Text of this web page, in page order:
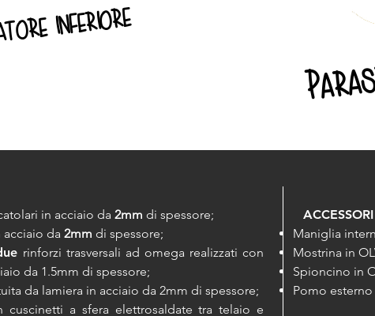
inferiore
in acciaio da 2mm di spessore;
acciaio da 2mm di spessore;
rinforzi trasversali ad omega realizzati con
da 1.5mm di spessore;
da lamiera in acciaio da 2mm di spessore;
cuscinetti a sfera elettrosaldate tra telaio e
Maniglia
Mostrina in
Spioncino in
Pomo esterno